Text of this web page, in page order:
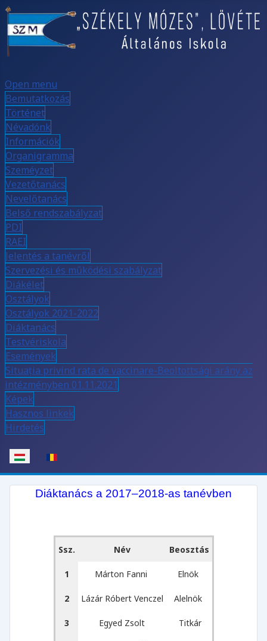
Open menu
Bemutatkozás
Történet
Névadónk
Információk
Organigramma
Szeméyzet
Vezetőtanács
Nevelőtanács
Belső rendszabályzat
PDI
RAEI
Jelentés a tanévről
Szervezési és működési szabályzat
Diákélet
Osztályok
Osztályok 2021-2022
Diáktanács
Testvériskola
Események
Situația privind rata de vaccinare-Beoltottsági arány az
intézményben 01.11.2021
Képek
Hasznos linkek
Hirdetés
Válasszon nyelvet
Diáktanács a 2017–2018-as tanévben
Ssz. Név Beosztás
1 Márton Fanni Elnök
2 Lázár Róbert Venczel Alelnök
3 Egyed Zsolt Titkár